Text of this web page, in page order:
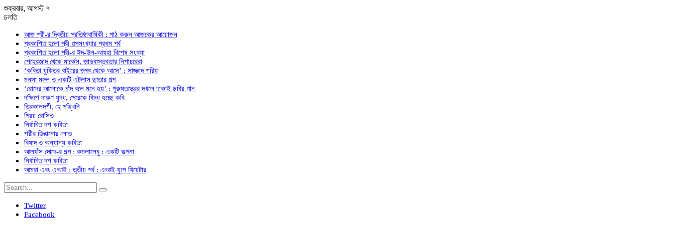
শুক্রবার, আগস্ট ৭
চলতি
আজ শ্রী-র দ্বিতীয় প্রতিষ্ঠাবার্ষিকী : পাঠ করুন আজকের আয়োজন
প্রকাশিত হলো শ্রী গল্পসংখ্যার প্রথম পর্ব
প্রকাশিত হলো শ্রী-র ঈদ-উল-আযহা বিশেষ সংখ্যা
শেহেরজাদ থেকে মার্কেস, জাদুবাস্তবতার নিশাচরেরা
‘কবিতা যুক্তির বাইরের জগৎ থেকে আসে’ : সাজ্জাদ শরিফ
মনসা মঙ্গল ও একটি এটলাস ছাতার গল্প
‘রোদের আলোকে চাঁদ বলে মনে হয়’ : পুরুষতন্ত্রের দখলে ঢাকাই ছবির গান
দক্ষিণে দারুণ যুদ্ধ, পেরেকে বিদ্ধ হচ্ছে কবি
ত্রিকালদর্শী, হে পঙ্খিনি
প্রিয় রোসিও
নির্বাচিত দশ কবিতা
শরীর ডিঙানোর লোভ
বিষাদ ও অন্যান্য কবিতা
আলফঁস দোদে-র গল্প : কমলালেবু : একটি কল্পনা
নির্বাচিত দশ কবিতা
আমরা এবং এআই : তৃতীয় পর্ব : এআই যুগে থিয়েটার
Twitter
Facebook